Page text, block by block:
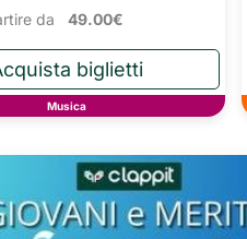
da 49.00€
Musica